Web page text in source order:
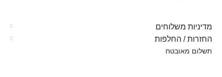
מדיניות משלוחים
החזרות / החלפות
תשלום מאובטח